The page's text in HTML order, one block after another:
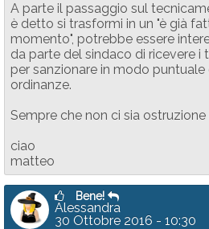
A parte il passaggio sul
è detto si trasformi in un "è già
momento", potrebbe essere
da parte del sindaco di ricevere i
per sanzionare in modo
ordinanze.
Sempre che non ci sia
ciao
matteo
Bene!
Alessandra
30 Ottobre 2016 - 10:30